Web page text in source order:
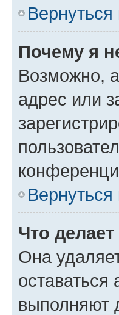
Вернуться
Почему я
Возможно,
адрес или
Вернуться
Что
Она
выполняют